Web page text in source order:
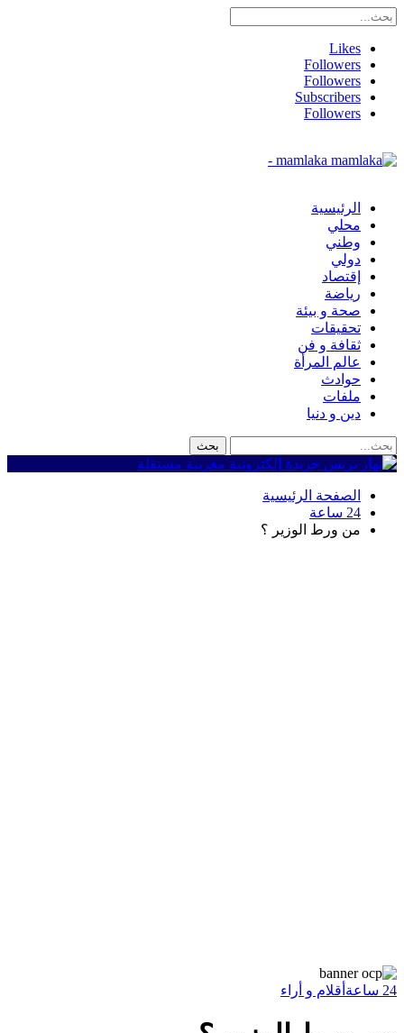
Likes
Followers
Followers
Subscribers
Followers
mamlaka -
الرئيسية
محلي
وطني
دولي
إقتصاد
رياضة
صحة و بيئة
تحقيقات
ثقافة و فن
عالم المرأة
حوادث
ملفات
دين و دنيا
الصفحة الرئيسية
24 ساعة
من ورط الوزير ؟
24 ساعة أقلام و أراء